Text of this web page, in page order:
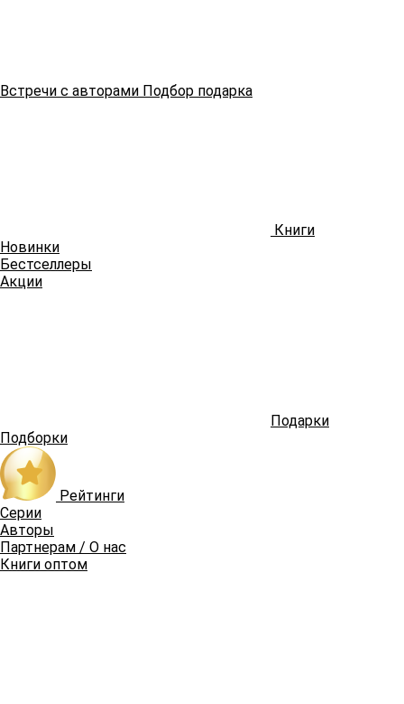
Встречи с авторами Подбор подарка
Книги
Новинки
Бестселлеры
Акции
Подарки
Подборки
Рейтинги
Серии
Авторы
Партнерам / О нас
Книги оптом